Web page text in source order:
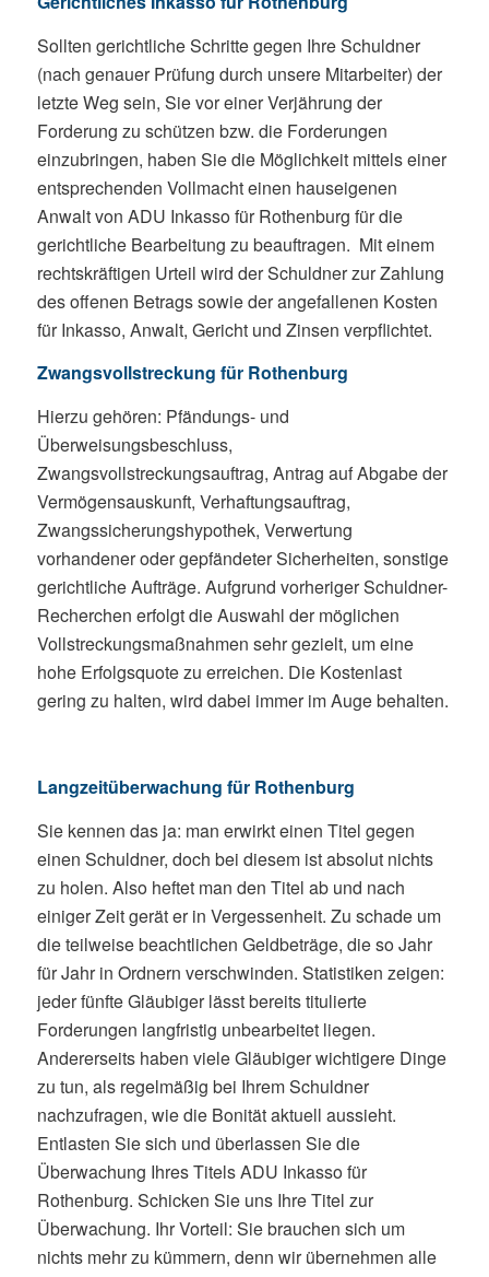
Sollten gerichtliche Schritte gegen Ihre Schuldner
(nach genauer Prüfung durch unsere Mitarbeiter) der
letzte Weg sein, Sie vor einer Verjährung der
Forderung zu schützen bzw. die Forderungen
einzubringen, haben Sie die Möglichkeit mittels einer
entsprechenden Vollmacht einen hauseigenen
Anwalt von ADU Inkasso für Rothenburg für die
gerichtliche Bearbeitung zu beauftragen. Mit einem
rechtskräftigen Urteil wird der Schuldner zur Zahlung
des offenen Betrags sowie der angefallenen Kosten
für Inkasso, Anwalt, Gericht und Zinsen verpflichtet.
Zwangsvollstreckung für Rothenburg
Hierzu gehören: Pfändungs- und
Überweisungsbeschluss,
Zwangsvollstreckungsauftrag, Antrag auf Abgabe der
Vermögensauskunft, Verhaftungsauftrag,
Zwangssicherungshypothek, Verwertung
vorhandener oder gepfändeter Sicherheiten, sonstige
gerichtliche Aufträge. Aufgrund vorheriger Schuldner-
Recherchen erfolgt die Auswahl der möglichen
Vollstreckungsmaßnahmen sehr gezielt, um eine
hohe Erfolgsquote zu erreichen. Die Kostenlast
gering zu halten, wird dabei immer im Auge behalten.
Langzeitüberwachung für Rothenburg
Sie kennen das ja: man erwirkt einen Titel gegen
einen Schuldner, doch bei diesem ist absolut nichts
zu holen. Also heftet man den Titel ab und nach
einiger Zeit gerät er in Vergessenheit. Zu schade um
die teilweise beachtlichen Geldbeträge, die so Jahr
für Jahr in Ordnern verschwinden. Statistiken zeigen:
jeder fünfte Gläubiger lässt bereits titulierte
Forderungen langfristig unbearbeitet liegen.
Andererseits haben viele Gläubiger wichtigere Dinge
zu tun, als regelmäßig bei Ihrem Schuldner
nachzufragen, wie die Bonität aktuell aussieht.
Entlasten Sie sich und überlassen Sie die
Überwachung Ihres Titels ADU Inkasso für
Rothenburg. Schicken Sie uns Ihre Titel zur
Überwachung. Ihr Vorteil: Sie brauchen sich um
nichts mehr zu kümmern, denn wir übernehmen alle